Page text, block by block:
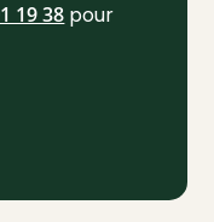
19 38 pour